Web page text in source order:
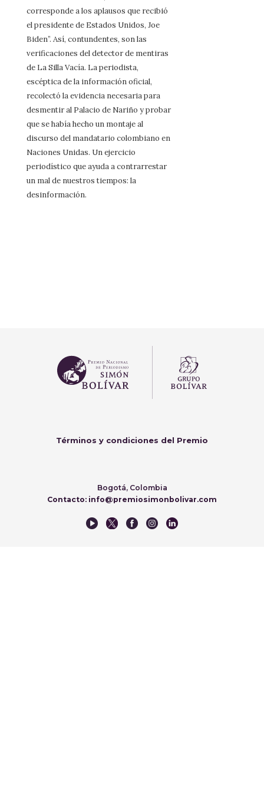
corresponde a los aplausos que recibió
el presidente de Estados Unidos, Joe
Biden”. Así, contundentes, son las
verificaciones del detector de mentiras
de La Silla Vacía. La periodista,
escéptica de la información oficial,
recolectó la evidencia necesaria para
desmentir al Palacio de Nariño y probar
que se había hecho un montaje al
discurso del mandatario colombiano en
Naciones Unidas. Un ejercicio
periodístico que ayuda a contrarrestar
un mal de nuestros tiempos: la
desinformación.
Términos y condiciones del Premio
Bogotá, Colombia
Contacto: info@premiosimonbolivar.com